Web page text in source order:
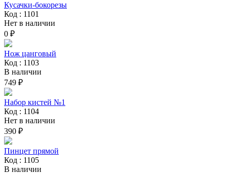
Кусачки-бокорезы
Код : 1101
Нет в наличии
0 ₽
Нож цанговый
Код : 1103
В наличии
749 ₽
Набор кистей №1
Код : 1104
Нет в наличии
390 ₽
Пинцет прямой
Код : 1105
В наличии